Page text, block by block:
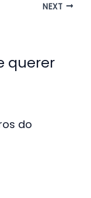
NEXT
querer
do